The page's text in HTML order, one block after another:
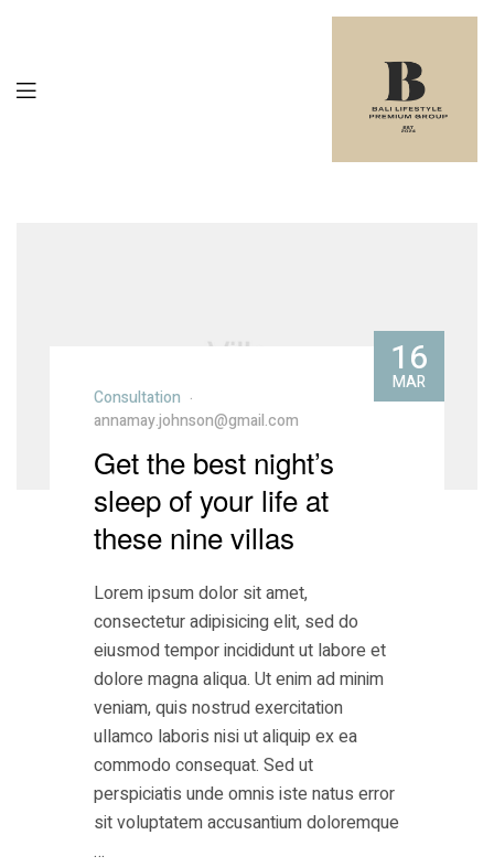
16
MAR
Consultation
annamay.johnson@gmail.com
Get the best night’s
sleep of your life at
these nine villas
Lorem ipsum dolor sit amet,
consectetur adipisicing elit, sed do
eiusmod tempor incididunt ut labore et
dolore magna aliqua. Ut enim ad minim
veniam, quis nostrud exercitation
ullamco laboris nisi ut aliquip ex ea
commodo consequat. Sed ut
perspiciatis unde omnis iste natus error
sit voluptatem accusantium doloremque
…